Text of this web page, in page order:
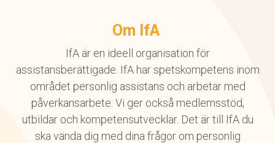
Om IfA
IfA är en ideell organisation för
assistansberättigade. IfA har spetskompetens inom
området personlig assistans och arbetar med
påverkansarbete. Vi ger också medlemsstöd,
utbildar och kompetensutvecklar. Det är till IfA du
ska vända dig med dina frågor om personlig